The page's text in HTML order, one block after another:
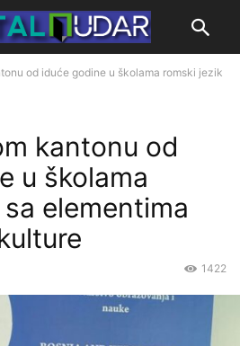
od iduće godine u školama romski jezik
kantonu od
u školama
elementima
1422